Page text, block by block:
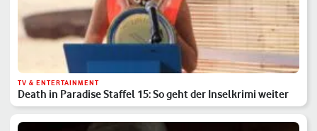
TV & ENTERTAINMENT
Death in Paradise Staffel 15: So geht der Inselkrimi weiter